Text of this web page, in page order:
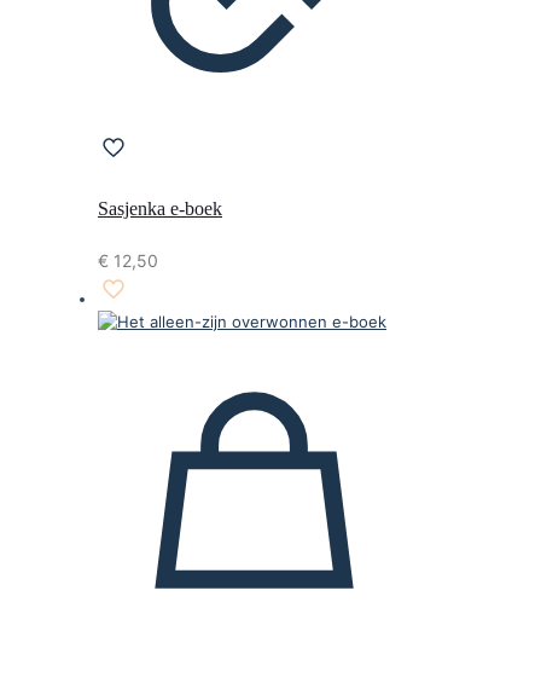
Sasjenka e-boek
€ 12,50